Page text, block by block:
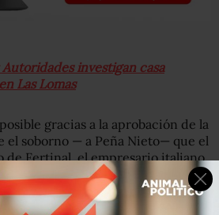
investigan casa
Las Lomas
gracias a la aprobación de la
el soborno — a Peña Nieto— que el
de Fertinal, el empresario italiano
Piffer pagó utilizando el
creó para formalizar la operación
el mecanismo a través del cual